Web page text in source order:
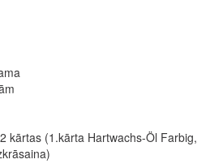
kārtas (1.kārta Hartwachs-Öl Farbig,